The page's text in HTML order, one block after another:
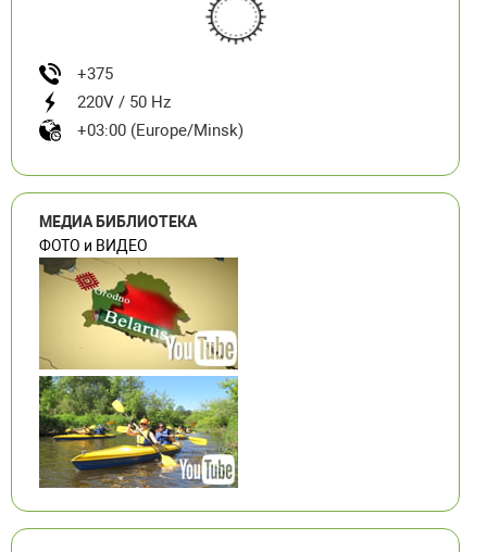
+375
220V / 50 Hz
+03:00 (Europe/Minsk)
МЕДИА БИБЛИОТЕКА
ФОТО и ВИДЕО